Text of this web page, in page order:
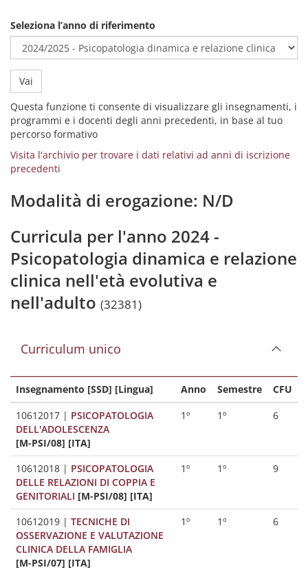
Seleziona l’anno di riferimento
Vai
Questa funzione ti consente di visualizzare gli insegnamenti, i
programmi e i docenti degli anni precedenti, in base al tuo
percorso formativo
Visita l'archivio per trovare i dati relativi ad anni di iscrizione
precedenti
Modalità di erogazione: N/D
Curricula per l'anno 2024 -
Psicopatologia dinamica e relazione
clinica nell'età evolutiva e
nell'adulto (32381)
Curriculum unico
Insegnamento [SSD] [Lingua] Anno Semestre
CFU
10612017 | PSICOPATOLOGIA
DELL'ADOLESCENZA
[M-PSI/08] [ITA]
1º 1º 6
10612018 | PSICOPATOLOGIA
DELLE RELAZIONI DI COPPIA E
GENITORIALI [M-PSI/08] [ITA]
1º 1º 9
10612019 | TECNICHE DI
OSSERVAZIONE E VALUTAZIONE
CLINICA DELLA FAMIGLIA
[M-PSI/07] [ITA]
1º 1º 6